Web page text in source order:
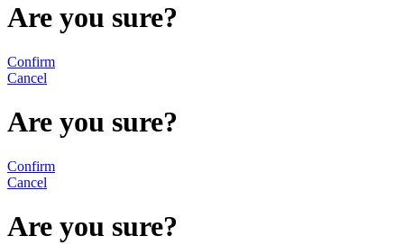
Are you sure?
Confirm
Cancel
Are you sure?
Confirm
Cancel
Are you sure?